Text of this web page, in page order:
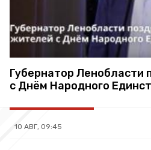
Губернатор Ленобласти
с Днём Народного
10 АВГ, 09:45